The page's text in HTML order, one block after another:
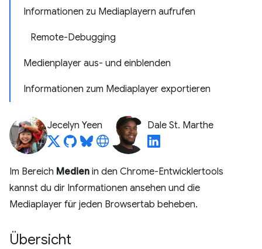
Informationen zu Mediaplayern aufrufen
Remote-Debugging
Medienplayer aus- und einblenden
Informationen zum Mediaplayer exportieren
Jecelyn Yeen Dale St. Marthe
Im Bereich Medien in den Chrome-Entwicklertools
kannst du dir Informationen ansehen und die
Mediaplayer für jeden Browsertab beheben.
Übersicht